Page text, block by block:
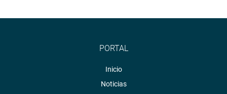
PORTAL
Inicio
Noticias